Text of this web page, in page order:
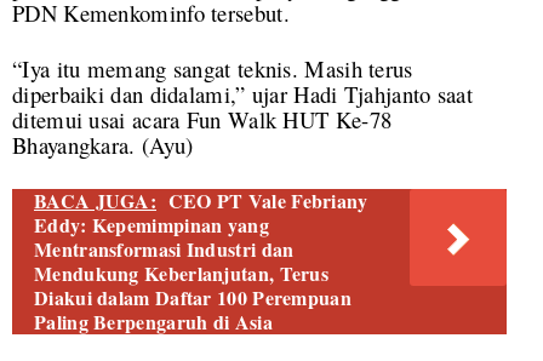
PDN Kemenkominfo tersebut.
“Iya itu memang sangat teknis. Masih terus
diperbaiki dan didalami,” ujar Hadi Tjahjanto saat
ditemui usai acara Fun Walk HUT Ke-78
Bhayangkara. (Ayu)
BACA JUGA: CEO PT Vale Febriany
Eddy: Kepemimpinan yang
Mentransformasi Industri dan
Mendukung Keberlanjutan, Terus
Diakui dalam Daftar 100 Perempuan
Paling Berpengaruh di Asia